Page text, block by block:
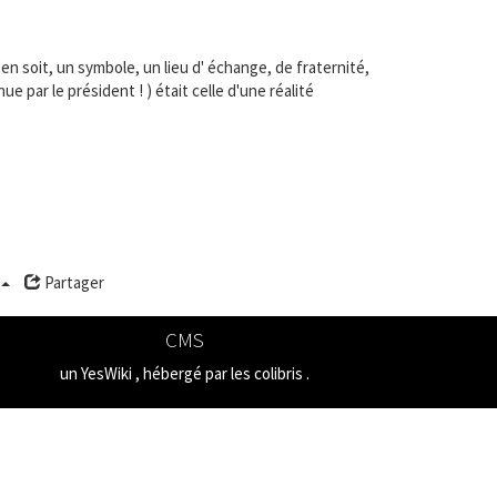
soit, un symbole, un lieu d' échange, de fraternité,
par le président ! ) était celle d'une réalité
Partager
CMS
un YesWiki , hébergé par les colibris .